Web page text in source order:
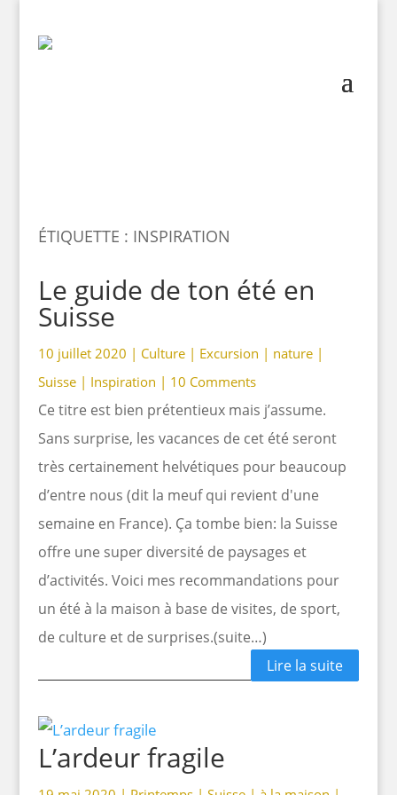
ÉTIQUETTE : INSPIRATION
Le guide de ton été en
Suisse
10 juillet 2020 | Culture| Excursion | nature|
Suisse| Inspiration | 10 Comments
Ce titre est bien prétentieux mais j’assume.
Sans surprise, les vacances de cet été seront
très certainement helvétiques pour beaucoup
d’entre nous (dit la meuf qui revient d'une
semaine en France). Ça tombe bien: la Suisse
offre une super diversité de paysages et
d’activités. Voici mes recommandations pour
un été à la maison à base de visites, de sport,
de culture et de surprises.(suite…)
Lire la suite
L’ardeur fragile